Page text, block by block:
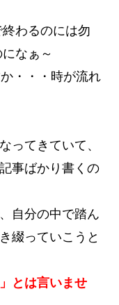
わるのには勿
なぁ～
・・・時が流れ
ってきていて、
事ばかり書くの
自分の中で踏ん
綴っていこうと
とは言いませ